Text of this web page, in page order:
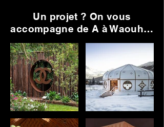
Un projet ? On vous
accompagne de A à Waouh…